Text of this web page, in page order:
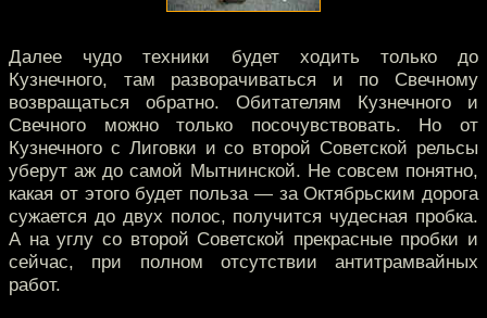
Далее чудо техники будет ходить только до
Кузнечного, там разворачиваться и по Свечному
возвращаться обратно. Обитателям Кузнечного и
Свечного можно только посочувствовать. Но от
Кузнечного с Лиговки и со второй Советской рельсы
уберут аж до самой Мытнинской. Не совсем понятно,
какая от этого будет польза — за Октябрьским дорога
сужается до двух полос, получится чудесная пробка.
А на углу со второй Советской прекрасные пробки и
сейчас, при полном отсутствии антитрамвайных
работ.